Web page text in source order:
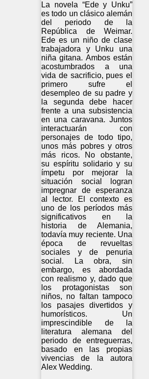
La novela “Ede y Unku”
es todo un clásico alemán
del periodo de la
República de Weimar.
Ede es un niño de clase
trabajadora y Unku una
niña gitana. Ambos están
acostumbrados a una
vida de sacrificio, pues el
primero sufre el
desempleo de su padre y
la segunda debe hacer
frente a una subsistencia
en una caravana. Juntos
interactuarán con
personajes de todo tipo,
unos más pobres y otros
más ricos. No obstante,
su espíritu solidario y su
ímpetu por mejorar la
situación social logran
impregnar de esperanza
al lector. El contexto es
uno de los períodos más
significativos en la
historia de Alemania,
todavía muy reciente. Una
época de revueltas
sociales y de penuria
social. La obra, sin
embargo, es abordada
con realismo y, dado que
los protagonistas son
niños, no faltan tampoco
los pasajes divertidos y
humorísticos. Un
imprescindible de la
literatura alemana del
periodo de entreguerras,
basado en las propias
vivencias de la autora
Alex Wedding.